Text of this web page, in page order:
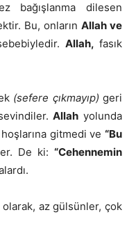
bağışlanma dilesen
Bu, onların Allah ve
Allah, fasık
(sefere çıkmayıp) geri
Allah yolunda
gitmedi ve “Bu
De ki:“Cehennemin
olarak, az gülsünler, çok